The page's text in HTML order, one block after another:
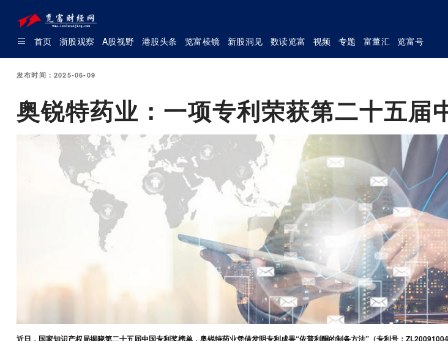
首页 浙股观察 A股视野 港股头条 览富棱镜 新股洞见 数读览富 视频 专题 富董汇 览富号
发布时间：2025-06-09
奥锐特药业：一项专利荣获第二十五届
近日，国家知识产权局揭晓第二十五届中国专利奖榜单，奥锐特药业凭借发明专利成果“依普利酮的制备方法”（专利号：